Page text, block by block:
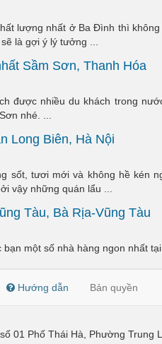
lượng nhất ở Ba Đình thì
là gợi ý lý tưởng ...
Sầm Sơn, Thanh Hóa
được nhiều du khách trong
nhé. ...
Long Biên, Hà Nội
sốt, tươi mới và không hề kén
vậy những quán lẩu ...
Tàu, Bà Rịa-Vũng Tàu
một số nhà hàng ngon nhất
Hướng dẫn Bản quyền
01 Phố Thái Hà, Phường